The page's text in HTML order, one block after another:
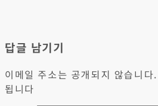
답글 남기기
이메일 주소는 공개되지 않습니다.
됩니다